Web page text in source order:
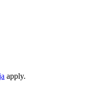
apply.